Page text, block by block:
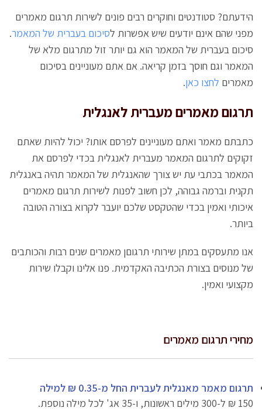
הידעתם? סטודנטים וחוקרים רבים פונים לשירות תרגום מאמרים
מפני שהם אינם יודעים שיש אפשרות לסיכום בעברית של המאמר.
סיכום בעברית של המאמר הוא גם יותר זול מתרגום מלא של
המאמר וגם חוסך בזמן קריאה. אם אתם מעוניינים בסיכום
מאמרים לחצו כאן.
תרגום מאמרים מעברית לאנגלית
כתבתם מאמר ואתם מעוניינים לפרסם אותו? יכול להיות שאתם
זקוקים לתרגום המאמר מעברית לאנגלית בכדי לפרסם את
המאמר בכתבי עת יש צורך שהאנגלית של המאמר תהיה באנגלית
תקנית וברמה גבוהה, לכן חשוב לפנות לשירות תרגום מאמרים
איכותי ואמין בכדי שהטקסט שלכם יועבר לקרוא בצורה הטובה
ביותר.
אנו מתעסקים במתן שירותי תרגוםן מאמרים שנים רבות והכותבים
של מנוסים בצורת הכתיבה האקדמית. פנו אלינו וקבלו שירות
מקצועי ואמין.
מחירי תרגום מאמרים
תרגום מאמר מאנגלית לעברית החל מ-0.35 ₪ למילה
150 ₪ ל-300 מילים ראשונות, ו-35 אג' לכל מילה נוספת.